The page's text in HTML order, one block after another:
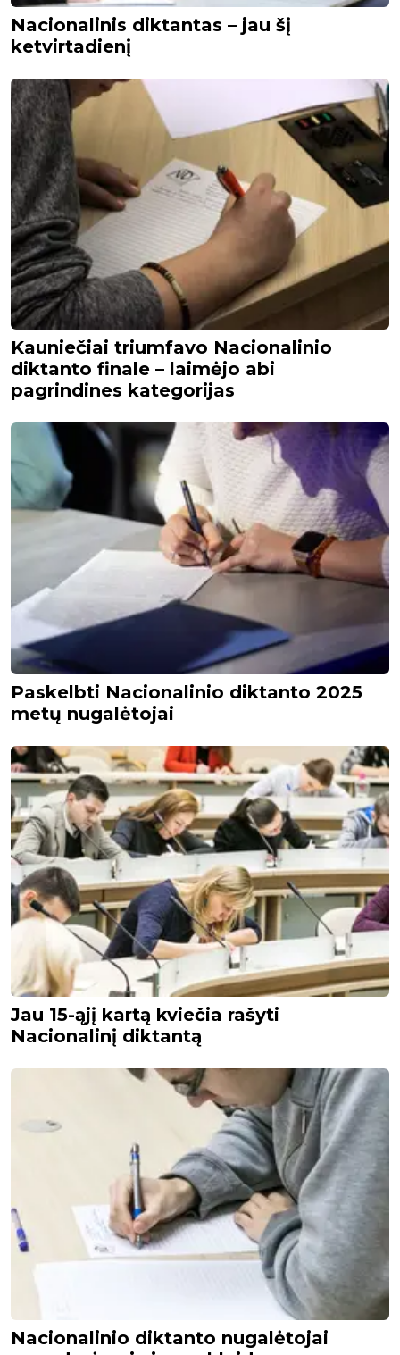
Nacionalinis diktantas – jau šį
ketvirtadienį
Kauniečiai triumfavo Nacionalinio
diktanto finale – laimėjo abi
pagrindines kategorijas
Paskelbti Nacionalinio diktanto 2025
metų nugalėtojai
Jau 15-ąjį kartą kviečia rašyti
Nacionalinį diktantą
Nacionalinio diktanto nugalėtojai